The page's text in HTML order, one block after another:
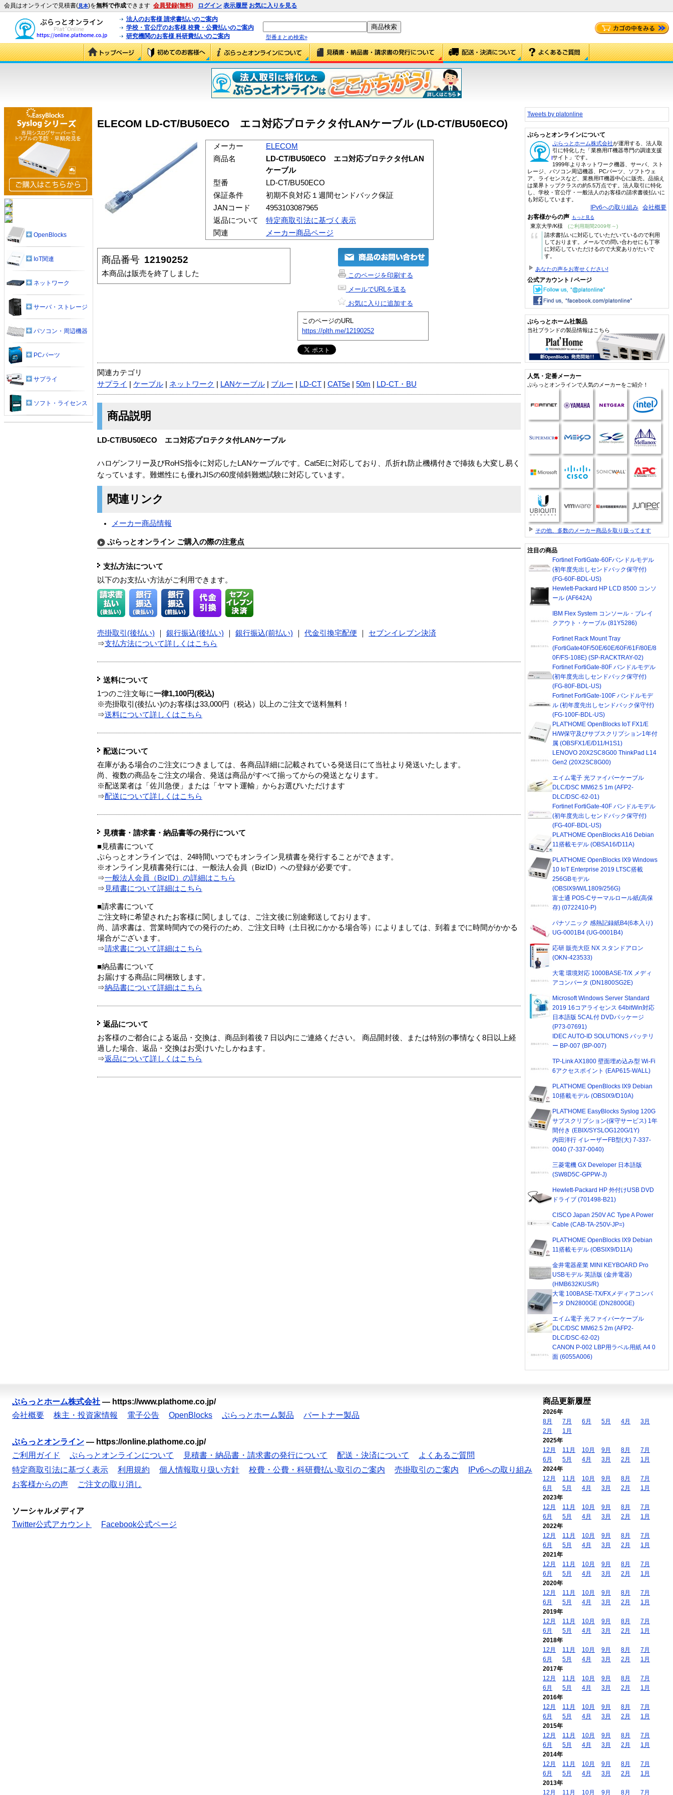
会員はオンラインで見積書(見本)を無料で作成できます 会員登録(無料) ログイン 表示履歴 お気に入りを見る
法人のお客様 請求書払いのご案内
学校・官公庁のお客様 校費・公費払いのご案内
研究機関のお客様 科研費払いのご案内
型番まとめ検索»
ELECOM LD-CT/BU50ECO エコ対応プロテクタ付LANケーブル (LD-CT/BU50ECO)
メーカー
ELECOM
商品名
LD-CT/BU50ECO エコ対応プロテクタ付LAN
ケーブル
型番
LD-CT/BU50ECO
保証条件
初期不良対応１週間センドバック保証
JANコード
4953103087965
返品について
特定商取引法に基づく表示
関連
メーカー商品ページ
商品番号 12190252
本商品は販売を終了しました
このページを印刷する
メールでURLを送る
お気に入りに追加する
このページのURL
https://plth.me/12190252
関連カテゴリ
サプライ
ケーブル ネットワーク LANケーブル ブルー LD-CT CAT5e 50m LD-CT・BU
商品説明
LD-CT/BU50ECO エコ対応プロテクタ付LANケーブル
ハロゲンフリー及びRoHS指令に対応したLANケーブルです。Cat5Eに対応しており、爪折れ防止機構付きで挿抜も大変し易く
なっています。難燃性にも優れJISの60度傾斜難燃試験に対応しています。
関連リンク
メーカー商品情報
ぷらっとオンライン ご購入の際の注意点
支払方法について
以下のお支払い方法がご利用できます。
売掛取引(後払い) 銀行振込(後払い) 銀行振込(前払い) 代金引換宅配便
セブンイレブン決済
⇒支払方法について詳しくはこちら
送料について
1つのご注文毎に一律1,100円(税込)
※売掛取引(後払い)のお客様は33,000円（税込）以上のご注文で送料無料！
⇒送料について詳しくはこちら
配送について
在庫がある場合のご注文につきましては、各商品詳細に記載されている発送日にて当社より発送いたします。
尚、複数の商品をご注文の場合、発送は商品がすべて揃ってからの発送となります。
※配送業者は「佐川急便」または「ヤマト運輸」からお選びいただけます
⇒配送について詳しくはこちら
見積書・請求書・納品書等の発行について
■見積書について
ぷらっとオンラインでは、24時間いつでもオンライン見積書を発行することができます。
※オンライン見積書発行には、一般法人会員（BizID）への登録が必要です。
⇒一般法人会員（BizID）の詳細はこちら
⇒ 見積書について詳細はこちら
■請求書について
ご注文時に希望されたお客様に関しましては、ご注文後に別途郵送しております。
尚、請求書は、営業時間内での発行のため、ご注文日時（土日祝にかかる場合等）によりましては、到着までに時間がかかる
場合がございます。
⇒請求書について詳細はこちら
■納品書について
お届けする商品に同梱致します。
⇒納品書について詳細はこちら
返品について
お客様のご都合による返品・交換は、商品到着後７日以内にご連絡ください。 商品開封後、または特別の事情なく8日以上経
過した場合、返品・交換はお受けいたしかねます。
⇒返品について詳しくはこちら
OpenBlocks
IoT関連
ネットワーク
サーバ・ストレージ
パソコン・周辺機器
PCパーツ
サプライ
ソフト・ライセンス
Tweets by platonline
ぷらっとオンラインについて
ぷらっとホーム株式会社が運用する、法人取
引に特化した「業務用IT機器専門の調達支援
サイト」です。
1999年よりネットワーク機器、サーバ、スト
レージ、パソコン周辺機器、PCパーツ、ソフトウェ
ア、ライセンスなど、業務用IT機器中心に販売。品揃え
は業界トップクラスの約5.5万点です。法人取引に特化
し、学校・官公庁・一般法人のお客様の請求書後払いに
も対応しています。
IPv6への取り組み 会社概要
お客様からの声 もっと見る
東京大学/K様 (ご利用期間2009年～)
“
請求書払いに対応していただいているので利用
しております。メールでの問い合わせにも丁寧
に対応していただけるので大変ありがたいで
す。
あなたの声をお寄せください!
公式アカウント / ページ
ぷらっとホーム社製品
当社ブランドの製品情報はこちら
人気・定番メーカー
ぷらっとオンラインで人気のメーカーをご紹介！
その他、多数のメーカー商品を取り扱ってます
注目の商品
Fortinet FortiGate-60Fバンドルモデル
(初年度先出しセンドバック保守付)
(FG-60F-BDL-US)
Hewlett-Packard HP LCD 8500 コンソ
ール (AF642A)
IBM Flex System コンソール・ブレイ
クアウト・ケーブル (81Y5286)
Fortinet Rack Mount Tray
(FortiGate40F/50E/60E/60F/61F/80E/8
0F/FS-108E) (SP-RACKTRAY-02)
Fortinet FortiGate-80F バンドルモデル
(初年度先出しセンドバック保守付)
(FG-80F-BDL-US)
Fortinet FortiGate-100F バンドルモデ
ル (初年度先出しセンドバック保守付)
(FG-100F-BDL-US)
PLAT'HOME OpenBlocks IoT FX1/E
H/W保守及びサブスクリプション1年付
属 (OBSFX1/E/D11/H1S1)
LENOVO 20X2SC8G00 ThinkPad L14
Gen2 (20X2SC8G00)
エイム電子 光ファイバーケーブル
DLC/DSC MM62.5 1m (AFP2-
DLC/DSC-62-01)
Fortinet FortiGate-40F バンドルモデル
(初年度先出しセンドバック保守付)
(FG-40F-BDL-US)
PLAT'HOME OpenBlocks A16 Debian
11搭載モデル (OBSA16/D11A)
PLAT'HOME OpenBlocks IX9 Windows
10 IoT Enterprise 2019 LTSC搭載
256GBモデル
(OBSIX9/W/L1809/256G)
富士通 POS-Cサーマルロール紙(高保
存) (0722410-P)
パナソニック 感熱記録紙B4(6本入り)
UG-0001B4 (UG-0001B4)
応研 販売大臣 NX スタンドアロン
(OKN-423533)
大電 環境対応 1000BASE-T/X メディ
アコンバータ (DN1800SG2E)
Microsoft Windows Server Standard
2019 16コアライセンス 64bitWin対応
日本語版 5CAL付 DVDパッケージ
(P73-07691)
IDEC AUTO-ID SOLUTIONS バッテリ
ー BP-007 (BP-007)
TP-Link AX1800 壁面埋め込み型 Wi-Fi
6アクセスポイント (EAP615-WALL)
PLAT'HOME OpenBlocks IX9 Debian
10搭載モデル (OBSIX9/D10A)
PLAT'HOME EasyBlocks Syslog 120G
サブスクリプション(保守サービス) 1年
間付き (EBIX/SYSLOG120G/1Y)
内田洋行 イレーザーFB型(大) 7-337-
0040 (7-337-0040)
三菱電機 GX Developer 日本語版
(SW8D5C-GPPW-J)
Hewlett-Packard HP 外付けUSB DVD
ドライブ (701498-B21)
CISCO Japan 250V AC Type A Power
Cable (CAB-TA-250V-JP=)
PLAT'HOME OpenBlocks IX9 Debian
11搭載モデル (OBSIX9/D11A)
金井電器産業 MINI KEYBOARD Pro
USBモデル 英語版 (金井電器)
(HMB632KUS/R)
大電 100BASE-TX/FXメディアコンバ
ータ DN2800GE (DN2800GE)
エイム電子 光ファイバーケーブル
DLC/DSC MM62.5 2m (AFP2-
DLC/DSC-62-02)
CANON P-002 LBP用ラベル用紙 A4 0
面 (6055A006)
ぷらっとホーム株式会社 — https://www.plathome.co.jp/
会社概要
株主・投資家情報 電子公告 OpenBlocks ぷらっとホーム製品 パートナー製品
ぷらっとオンライン — https://online.plathome.co.jp/
ご利用ガイド
ぷらっとオンラインについて 見積書・納品書・請求書の発行について 配送・決済について
よくあるご質問
特定商取引法に基づく表示
利用規約 個人情報取り扱い方針 校費・公費・科研費払い取引のご案内 売掛取引のご案内
IPv6への取り組み
お客様からの声
ご注文の取り消し
ソーシャルメディア
Twitter公式アカウント
Facebook公式ページ
商品更新履歴
2026年
8月
7月 6月 5月 4月
3月
2月
1月
2025年
12月
11月 10月 9月 8月
7月
6月
5月 4月 3月 2月
1月
2024年
12月
11月 10月 9月 8月
7月
6月
5月 4月 3月 2月
1月
2023年
12月
11月 10月 9月 8月
7月
6月
5月 4月 3月 2月
1月
2022年
12月
11月 10月 9月 8月
7月
6月
5月 4月 3月 2月
1月
2021年
12月
11月 10月 9月 8月
7月
6月
5月 4月 3月 2月
1月
2020年
12月
11月 10月 9月 8月
7月
6月
5月 4月 3月 2月
1月
2019年
12月
11月 10月 9月 8月
7月
6月
5月 4月 3月 2月
1月
2018年
12月
11月 10月 9月 8月
7月
6月
5月 4月 3月 2月
1月
2017年
12月
11月 10月 9月 8月
7月
6月
5月 4月 3月 2月
1月
2016年
12月
11月 10月 9月 8月
7月
6月
5月 4月 3月 2月
1月
2015年
12月
11月 10月 9月 8月
7月
6月
5月 4月 3月 2月
1月
2014年
12月
11月 10月 9月 8月
7月
6月
5月 4月 3月 2月
1月
2013年
12月
11月 10月 9月 8月 7月